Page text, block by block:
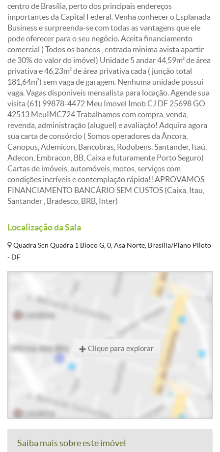
centro de Brasília, perto dos principais endereços
importantes da Capital Federal. Venha conhecer o Esplanada
Business e surpreenda-se com todas as vantagens que ele
pode oferecer para o seu negócio. Aceita financiamento
comercial ( Todos os bancos , entrada minima avista apartir
de 30% do valor do imóvel) Unidade 5 andar 44,59m² de área
privativa e 46,23m² de área privativa cada ( junção total
181,64m²) sem vaga de garagem. Nenhuma unidade possui
vaga. Vagas disponiveis mensalista para locação. Agende sua
visita (61) 99878-4472 Meu Imovel Imob CJ DF 25698 GO
42513 MeuIMC724 Trabalhamos com compra, venda,
revenda, administração (aluguel) e avaliação! Adquira agora
sua carta de consórcio ( Somos operadores da Âncora,
Canopus, Ademicon, Bancobras, Rodobens, Santander, Itaú,
Adecon, Embracon, BB, Caixa e futuramente Porto Seguro)
Cartas de imóveis, automóveis, motos, serviços com
condições incríveis e contemplação rápida!! APROVAMOS
FINANCIAMENTO BANCÁRIO SEM CUSTOS (Caixa, Itau,
Santander , Bradesco, BRB, Inter)
Localização da Sala
Quadra Scn Quadra 1 Bloco G, 0, Asa Norte, Brasília/Plano Piloto
- DF
Clique para explorar
Saiba mais sobre este imóvel